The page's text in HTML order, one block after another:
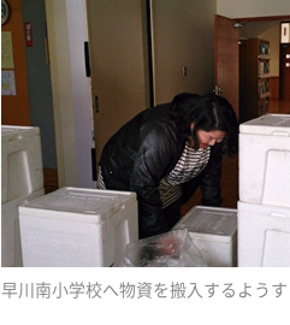
早川南小学校へ物資を搬入するようす